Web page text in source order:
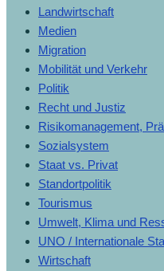
Landwirtschaft
Medien
Migration
Mobilität und Verkehr
Politik
Recht und Justiz
Risikomanagement,
Sozialsystem
Staat vs. Privat
Standortpolitik
Tourismus
Umwelt, Klima und
UNO / Internationale
Wirtschaft